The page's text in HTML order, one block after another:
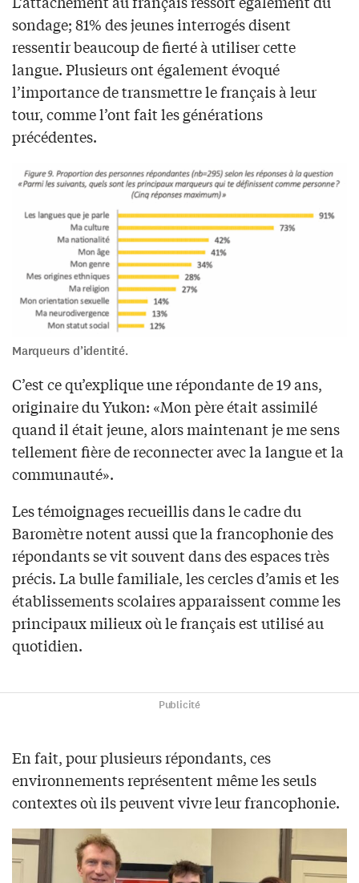
sondage; 81% des jeunes interrogés disent
ressentir beaucoup de fierté à utiliser cette
langue. Plusieurs ont également évoqué
l’importance de transmettre le français à leur
tour, comme l’ont fait les générations
précédentes.
Marqueurs d’identité.
C’est ce qu’explique une répondante de 19 ans,
originaire du Yukon: «Mon père était assimilé
quand il était jeune, alors maintenant je me sens
tellement fière de reconnecter avec la langue et la
communauté».
Les témoignages recueillis dans le cadre du
Baromètre notent aussi que la francophonie des
répondants se vit souvent dans des espaces très
précis. La bulle familiale, les cercles d’amis et les
établissements scolaires apparaissent comme les
principaux milieux où le français est utilisé au
quotidien.
Publicité
En fait, pour plusieurs répondants, ces
environnements représentent même les seuls
contextes où ils peuvent vivre leur francophonie.